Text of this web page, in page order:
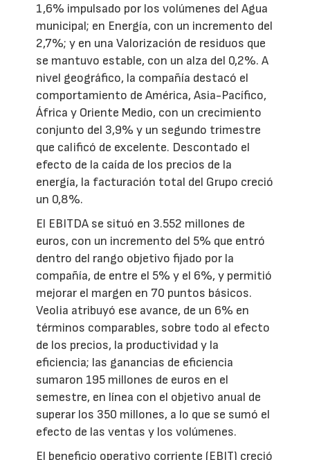
1,6% impulsado por los volúmenes del Agua
municipal; en Energía, con un incremento del
2,7%; y en una Valorización de residuos que
se mantuvo estable, con un alza del 0,2%. A
nivel geográfico, la compañía destacó el
comportamiento de América, Asia-Pacífico,
África y Oriente Medio, con un crecimiento
conjunto del 3,9% y un segundo trimestre
que calificó de excelente. Descontado el
efecto de la caída de los precios de la
energía, la facturación total del Grupo creció
un 0,8%.
El EBITDA se situó en 3.552 millones de
euros, con un incremento del 5% que entró
dentro del rango objetivo fijado por la
compañía, de entre el 5% y el 6%, y permitió
mejorar el margen en 70 puntos básicos.
Veolia atribuyó ese avance, de un 6% en
términos comparables, sobre todo al efecto
de los precios, la productividad y la
eficiencia; las ganancias de eficiencia
sumaron 195 millones de euros en el
semestre, en línea con el objetivo anual de
superar los 350 millones, a lo que se sumó el
efecto de las ventas y los volúmenes.
El beneficio operativo corriente (EBIT) creció